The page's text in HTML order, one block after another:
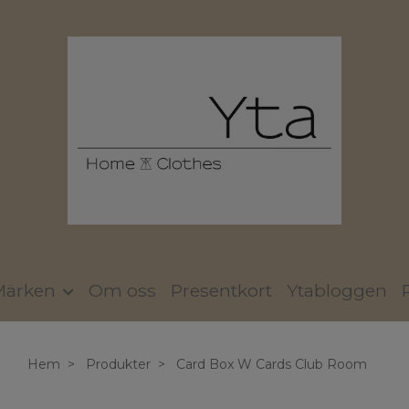
Om oss Presentkort Ytabloggen
Hem Produkter Card Box W Cards Club Room